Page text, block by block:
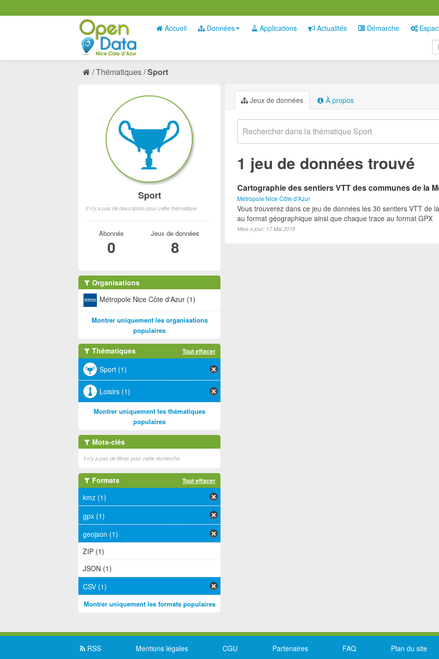
Accueil Données Applications Actualités Démarche
Thématiques Sport
Jeux de données À propos
1 jeu de données trouvé
Cartographie des sentiers VTT des communes de la
Métropole Nice Côte d'Azur
Vous trouverez dans ce jeu de données les 30 sentiers VTT de
au format géographique ainsi que chaque trace au format GPX
Mise à jour: 17 Mai 2019
Sport
Il n'y a pas de description pour cette thématique
Abonnés
0
Jeux de données
8
Organisations
Métropole Nice Côte d'Azur (1)
Montrer uniquement les organisations
populaires
Thématiques Tout effacer
Sport (1)
Loisirs (1)
Montrer uniquement les thématiques
populaires
Mots-clés
Il n'y a pas de filtres pour cette recherche
Formats Tout effacer
kmz (1)
gpx (1)
geojson (1)
ZIP (1)
JSON (1)
CSV (1)
Montrer uniquement les formats populaires
RSS Mentions légales CGU Partenaires FAQ Plan du site